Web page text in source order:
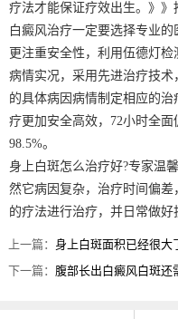
疗法才能保证疗效出生。》》
白癜风治疗一定要选择专业的
更注重安全性，利用伍德灯
病情实况，采用先进治疗技
的具体病因病情制定相应的
疗更加安全高效，72小时全
98.5%。
身上白斑怎么治疗好?专家温
然它病因复杂，治疗时间偏
的疗法进行治疗，并日常做
上一篇： 身上白斑面积已经很大
下一篇： 腹部长出白癜风白斑还